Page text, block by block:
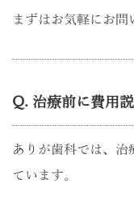
まずはお気軽にお問
Q. 治療前に費用
ありが歯科では、治
ています。